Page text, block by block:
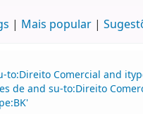
Mais popular
Comercial and
de and su-to:Direito